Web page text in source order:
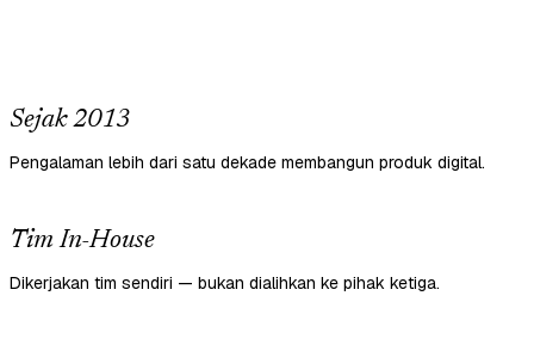
Sejak 2013
Pengalaman lebih dari satu dekade membangun produk digital.
Tim In-House
Dikerjakan tim sendiri — bukan dialihkan ke pihak ketiga.